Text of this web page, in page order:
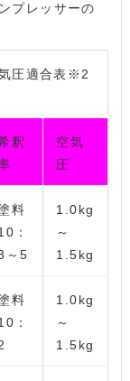
プレッサーの
圧適合表※2
釈
空気
圧
料
：
～5
1.0kg
～
1.5kg
料
：
1.0kg
～
1.5kg